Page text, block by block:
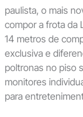
paulista, o mais
compor a frota da
14 metros de
exclusiva e
poltronas no piso
monitores
para